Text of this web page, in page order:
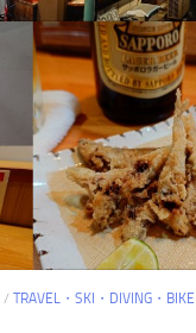
/ TRAVEL・SKI・DIVING・